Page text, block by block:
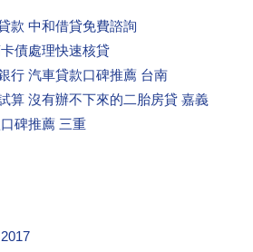
款 中和借貸免費諮詢
債處理快速核貸
行 汽車貸款口碑推薦 台南
算 沒有辦不下來的二胎房貸 嘉義
碑推薦 三重